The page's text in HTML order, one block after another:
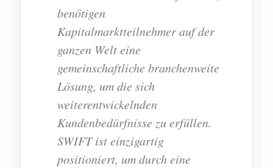
benötigen
Kapitalmarktteilnehmer auf der
ganzen Welt eine
gemeinschaftliche branchenweite
Lösung, um die sich
weiterentwickelnden
Kundenbedürfnisse zu erfüllen.
SWIFT ist einzigartig
positioniert, um durch eine